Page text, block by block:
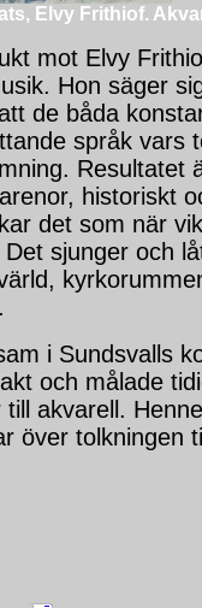
Elvy Frithiof.
mot Elvy
Hon säger
de båda
språk vars
Resultatet
historiskt
det som när
sjunger och
i Sundsvalls
och målade
akvarell.
över tolkningen